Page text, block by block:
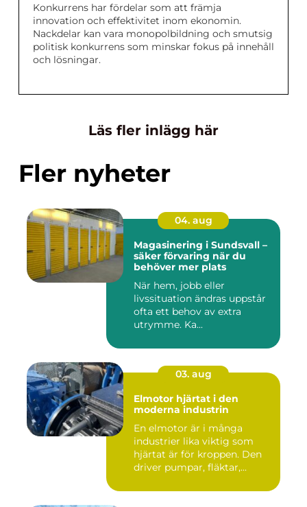
Konkurrens har fördelar som att främja
innovation och effektivitet inom ekonomin.
Nackdelar kan vara monopolbildning och smutsig
politisk konkurrens som minskar fokus på innehåll
och lösningar.
Läs fler inlägg här
Fler nyheter
04. aug
Magasinering i Sundsvall –
säker förvaring när du
behöver mer plats
När hem, jobb eller
livssituation ändras uppstår
ofta ett behov av extra
utrymme. Ka...
03. aug
Elmotor hjärtat i den
moderna industrin
En elmotor är i många
industrier lika viktig som
hjärtat är för kroppen. Den
driver pumpar, fläktar,...